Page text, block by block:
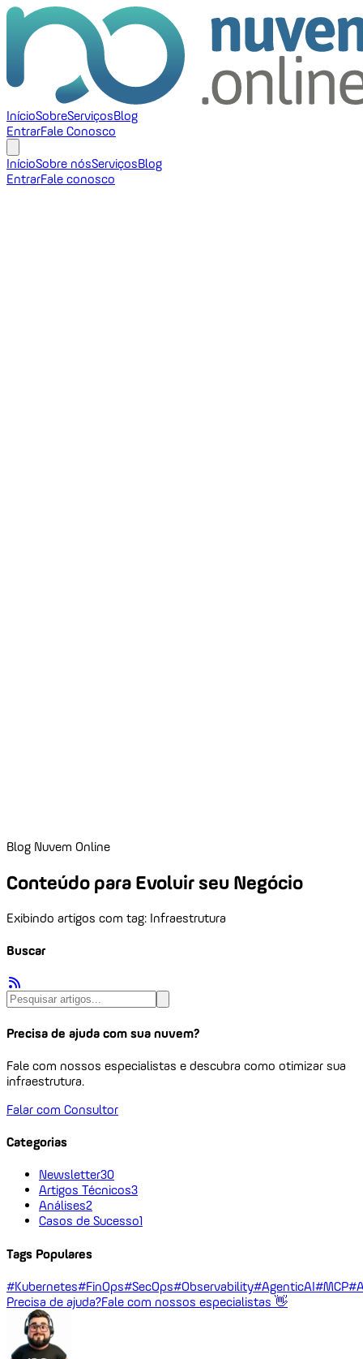
InícioSobreServiçosBlog
EntrarFale Conosco
InícioSobre nósServiçosBlog
EntrarFale conosco
Blog Nuvem Online
Conteúdo para Evoluir seu Negócio
Exibindo artigos com tag: Infraestrutura
Buscar
Precisa de ajuda com sua nuvem?
Fale com nossos especialistas e descubra como otimizar sua
infraestrutura.
Falar com Consultor
Categorias
Newsletter30
Artigos Técnicos3
Análises2
Casos de Sucesso1
Tags Populares
#Kubernetes#FinOps#SecOps#Observability#AgenticAI#MCP
Precisa de ajuda?Fale com nossos especialistas 👋